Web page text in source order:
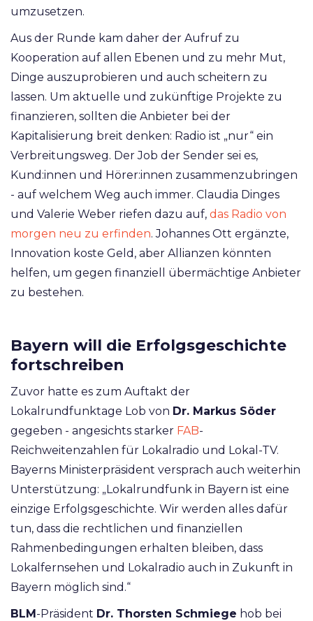
umzusetzen.
Aus der Runde kam daher der Aufruf zu
Kooperation auf allen Ebenen und zu mehr Mut,
Dinge auszuprobieren und auch scheitern zu
lassen. Um aktuelle und zukünftige Projekte zu
finanzieren, sollten die Anbieter bei der
Kapitalisierung breit denken: Radio ist „nur“ ein
Verbreitungsweg. Der Job der Sender sei es,
Kund:innen und Hörer:innen zusammenzubringen
- auf welchem Weg auch immer. Claudia Dinges
und Valerie Weber riefen dazu auf, das Radio von
morgen neu zu erfinden. Johannes Ott ergänzte,
Innovation koste Geld, aber Allianzen könnten
helfen, um gegen finanziell übermächtige Anbieter
zu bestehen.
Bayern will die Erfolgsgeschichte
fortschreiben
Zuvor hatte es zum Auftakt der
Lokalrundfunktage Lob von Dr. Markus Söder
gegeben - angesichts starker FAB-
Reichweitenzahlen für Lokalradio und Lokal-TV.
Bayerns Ministerpräsident versprach auch weiterhin
Unterstützung: „Lokalrundfunk in Bayern ist eine
einzige Erfolgsgeschichte. Wir werden alles dafür
tun, dass die rechtlichen und finanziellen
Rahmenbedingungen erhalten bleiben, dass
Lokalfernsehen und Lokalradio auch in Zukunft in
Bayern möglich sind.“
BLM -Präsident Dr. Thorsten Schmiege hob bei